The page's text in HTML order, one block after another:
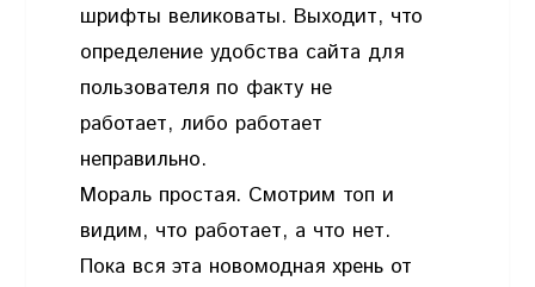
шрифты великоваты. Выходит, что
определение удобства сайта для
пользователя по факту не
работает, либо работает
неправильно.
Мораль простая. Смотрим топ и
видим, что работает, а что нет.
Пока вся эта новомодная хрень от